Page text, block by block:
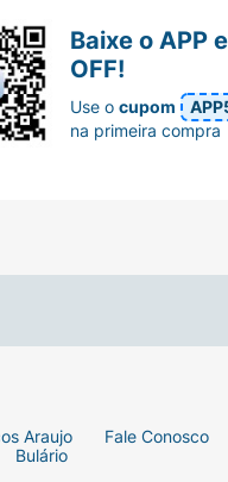
Araujo
Fale Conosco
Bulário
Baixe o APP
OFF!
Use ocupom
na primeira compra